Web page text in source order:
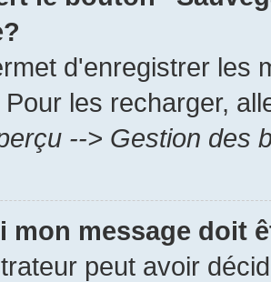
d'enregistrer les
les recharger,
--> Gestion des
mon message doit
peut avoir